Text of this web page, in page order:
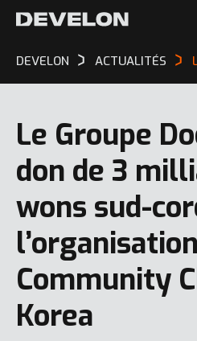
DEVELON ACTUALITÉS
Le Groupe
don de 3
wons sud-
l’organisation
Community
Korea